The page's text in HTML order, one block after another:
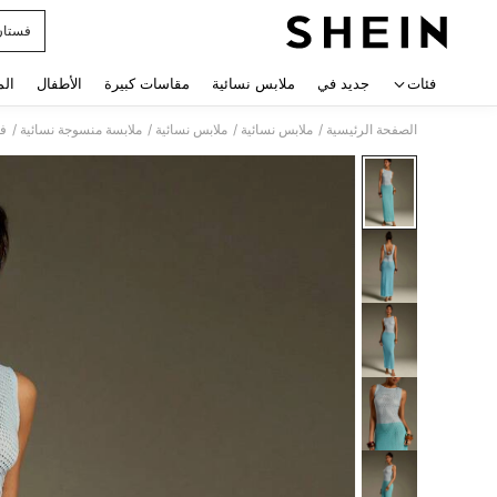
فئات جديد في ملابس نسائية مقاسات كبيرة الأطفال
الصفحة الرئيسية / ملابس نسائية / ملابس نسائية / ملابسة منسوجة نسائية /